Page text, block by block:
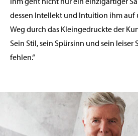
dessen Intellekt und Intuition ihm auf
Weg durch das Kleingedruckte der
Sein Stil, sein Spürsinn und sein
fehlen.“